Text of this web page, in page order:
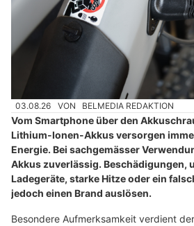
03.08.26 VON BELMEDIA REDAKTION
Vom Smartphone über den
Lithium-Ionen-Akkus versorgen
Energie. Bei sachgemässer
Akkus zuverlässig. Beschädigungen,
Ladegeräte, starke Hitze oder ein
jedoch einen Brand auslösen.
Besondere Aufmerksamkeit verdient